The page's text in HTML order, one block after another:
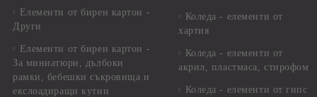
Елементи от бирен картон -
Други
Елементи от бирен картон -
За миниатюри, дълбоки
рамки, бебешки съкровища и
екслоадиращи кутии
Коледа - елементи от
хартия
Коледа - елементи от
акрил, пластмаса, стирофом
Коледа - елементи от гипс